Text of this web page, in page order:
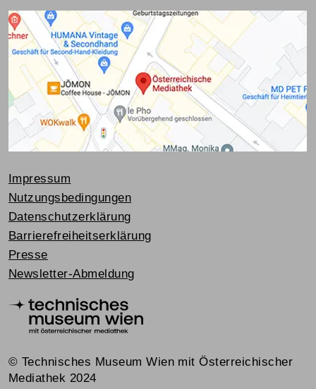
Impressum
Nutzungsbedingungen
Datenschutzerklärung
Barrierefreiheitserklärung
Presse
Newsletter-Abmeldung
© Technisches Museum Wien mit Österreichischer
Mediathek 2024